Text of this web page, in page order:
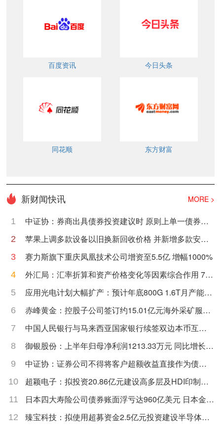
百度资讯 今日头条
同花顺 东方财富
新财闻快讯 MORE >
1
中证协：券商出具债券投资建议时 原则上单一债券投
顾账户持仓规模不超过25%
2
苹果上调多款设备以旧换新回收价格 并新增多款安卓
机型
3 赛力斯旗下重庆凤凰技术公司增资至5.5亿 增幅1000%
4
外汇局：汇率折算和资产价格变化等因素综合作用 7月
外汇储备规模上升
5
应用光电计划大幅扩产：预计年底800G 1.6T月产能达
到约65万个单位
6
赤峰黄金：控股子公司签订约15.01亿元海外采矿服务
合同
7
中国人民银行与马来西亚国家银行续签双边本币互换
协议
8
御银股份：上半年归母净利润1213.33万元 同比增长
14.25%
9
中证协：证券公司不得将客户超额收益直接作为债券
投资顾问业务人员的业绩考核指标
10
超颖电子：拟投资20.86亿元建设高多层及HDI印制电
路板P3项目
11
日本四大寿险公司债券账面浮亏达960亿美元 日本金融
厅予以密切关注
12
臻宝科技：拟使用超募资金2.5亿元投资建设半导体零